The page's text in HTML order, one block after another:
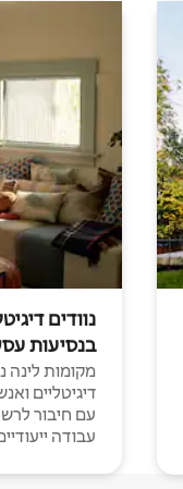
נוודים
בנסיעות
מקומות לינה
דיגיטליים
עבודה